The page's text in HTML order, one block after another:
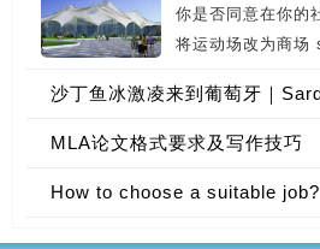
你是否同意在你的
将运动场改为商
沙丁鱼冰激凌来到葡萄牙｜
coming to Portugal
MLA论文格式要求及写作技巧
How to choose a suitable job?